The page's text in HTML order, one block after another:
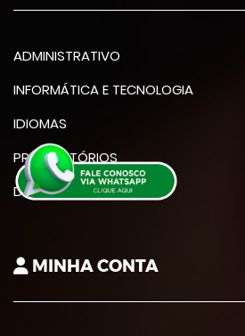
ADMINISTRATIVO
INFORMÁTICA E TECNOLOGIA
IDIOMAS
PREPARATÓRIOS
DIVERSAS ÁREAS
MINHA CONTA